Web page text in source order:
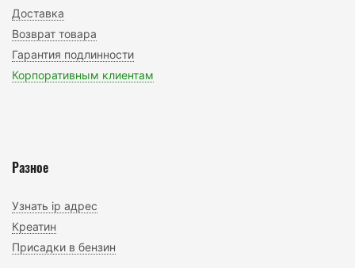
Доставка
Возврат товара
Гарантия подлинности
Корпоративным клиентам
Разное
Узнать ip адрес
Креатин
Присадки в бензин